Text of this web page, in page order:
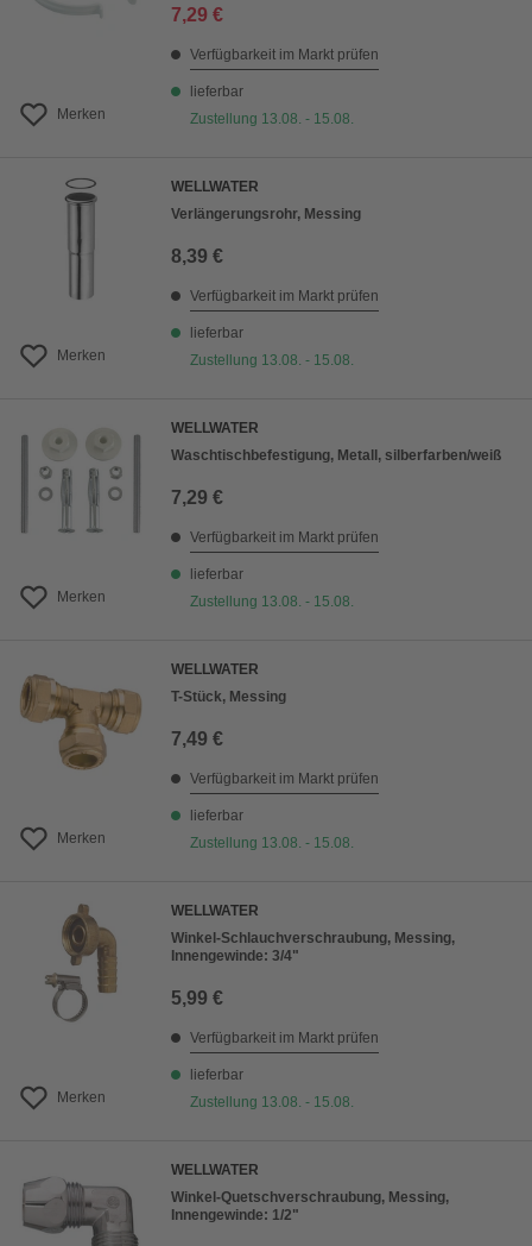
Merken
7,29 €
Verfügbarkeit im Markt prüfen
lieferbar
Zustellung 13.08. - 15.08.
Merken
WELLWATER
Verlängerungsrohr, Messing
8,39 €
Verfügbarkeit im Markt prüfen
lieferbar
Zustellung 13.08. - 15.08.
Merken
WELLWATER
Waschtischbefestigung, Metall, silberfarben/weiß
7,29 €
Verfügbarkeit im Markt prüfen
lieferbar
Zustellung 13.08. - 15.08.
Merken
WELLWATER
T-Stück, Messing
7,49 €
Verfügbarkeit im Markt prüfen
lieferbar
Zustellung 13.08. - 15.08.
Merken
WELLWATER
Winkel-Schlauchverschraubung, Messing,
Innengewinde: 3/4"
5,99 €
Verfügbarkeit im Markt prüfen
lieferbar
Zustellung 13.08. - 15.08.
WELLWATER
Winkel-Quetschverschraubung, Messing,
Innengewinde: 1/2"